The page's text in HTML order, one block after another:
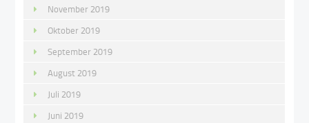
November 2019
Oktober 2019
September 2019
August 2019
Juli 2019
Juni 2019